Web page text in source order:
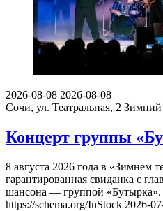
2026-08-08 2026-08-08
Сочи, ул. Театральная, 2 Зимний
Концерт группы
8 августа 2026 года в «Зимнем
гарантированная свиданка с
шансона — группой «Бутырка».
https://schema.org/InStock 2026-